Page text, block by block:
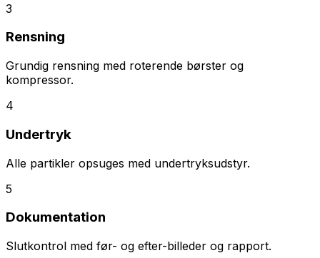
3
Rensning
Grundig rensning med roterende børster og
kompressor.
4
Undertryk
Alle partikler opsuges med undertryksudstyr.
5
Dokumentation
Slutkontrol med før- og efter-billeder og rapport.